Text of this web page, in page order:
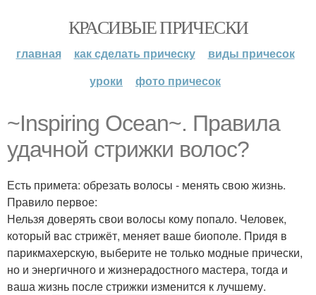
КРАСИВЫЕ ПРИЧЕСКИ
главная как сделать прическу
виды причесок
уроки
фото причесок
~Inspiring Ocean~. Правила
удачной стрижки волос?
Есть примета: обрезать волосы - менять свою жизнь.
Правило первое:
Нельзя доверять свои волосы кому попало. Человек,
который вас стрижёт, меняет ваше биополе. Придя в
парикмахерскую, выберите не только модные прически,
но и энергичного и жизнерадостного мастера, тогда и
ваша жизнь после стрижки изменится к лучшему.